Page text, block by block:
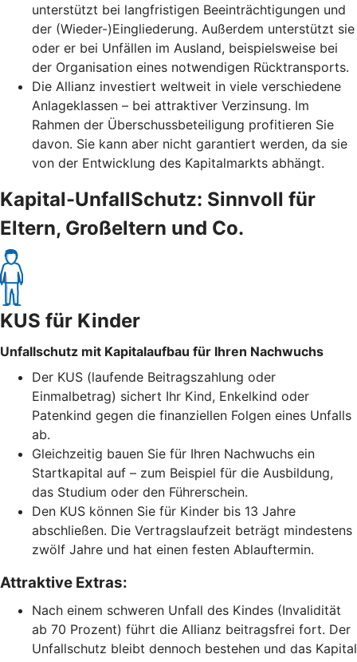
unterstützt bei langfristigen Beeinträchtigungen und
der (Wieder-)Eingliederung. Außerdem unterstützt sie
oder er bei Unfällen im Ausland, beispielsweise bei
der Organisation eines notwendigen Rücktransports.
Die Allianz investiert weltweit in viele verschiedene
Anlageklassen – bei attraktiver Verzinsung. Im
Rahmen der Überschussbeteiligung profitieren Sie
davon. Sie kann aber nicht garantiert werden, da sie
von der Entwicklung des Kapitalmarkts abhängt.
Kapital-UnfallSchutz: Sinnvoll für
Eltern, Großeltern und Co.
KUS für Kinder
Unfallschutz mit Kapitalaufbau für Ihren Nachwuchs
Der KUS (laufende Beitragszahlung oder
Einmalbetrag) sichert Ihr Kind, Enkelkind oder
Patenkind gegen die finanziellen Folgen eines Unfalls
ab.
Gleichzeitig bauen Sie für Ihren Nachwuchs ein
Startkapital auf – zum Beispiel für die Ausbildung,
das Studium oder den Führerschein.
Den KUS können Sie für Kinder bis 13 Jahre
abschließen. Die Vertragslaufzeit beträgt mindestens
zwölf Jahre und hat einen festen Ablauftermin.
Attraktive Extras:
Nach einem schweren Unfall des Kindes (Invalidität
ab 70 Prozent) führt die Allianz beitragsfrei fort. Der
Unfallschutz bleibt dennoch bestehen und das Kapital